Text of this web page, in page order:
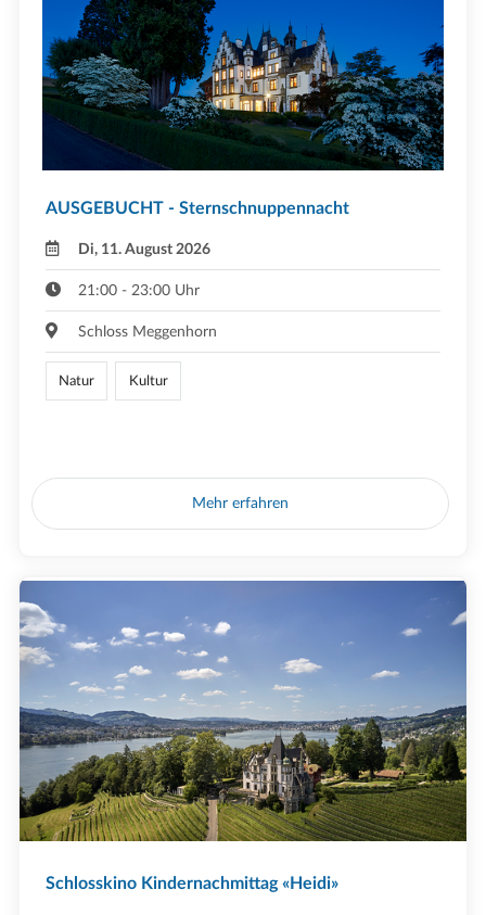
AUSGEBUCHT - Sternschnuppennacht
Di, 11. August 2026
21:00 - 23:00 Uhr
Schloss Meggenhorn
Natur Kultur
Mehr erfahren
Schlosskino Kindernachmittag «Heidi»